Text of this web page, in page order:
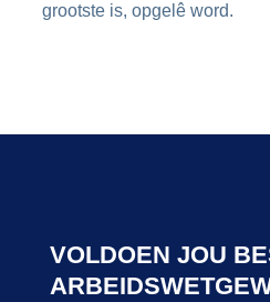
grootste is, opgelê word.
VOLDOEN JOU